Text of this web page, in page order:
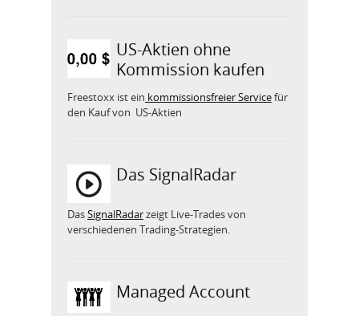
US-Aktien ohne
Kommission kaufen
Freestoxx ist ein kommissionsfreier Servicefür
den Kauf von US-Aktien
Das SignalRadar
DasSignalRadarzeigt Live-Trades von
verschiedenen Trading-Strategien.
Managed Account